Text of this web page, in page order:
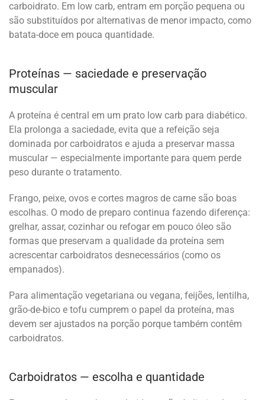
carboidrato. Em low carb, entram em porção pequena ou
são substituídos por alternativas de menor impacto, como
batata-doce em pouca quantidade.
Proteínas — saciedade e preservação
muscular
A proteína é central em um prato low carb para diabético.
Ela prolonga a saciedade, evita que a refeição seja
dominada por carboidratos e ajuda a preservar massa
muscular — especialmente importante para quem perde
peso durante o tratamento.
Frango, peixe, ovos e cortes magros de carne são boas
escolhas. O modo de preparo continua fazendo diferença:
grelhar, assar, cozinhar ou refogar em pouco óleo são
formas que preservam a qualidade da proteína sem
acrescentar carboidratos desnecessários (como os
empanados).
Para alimentação vegetariana ou vegana, feijões, lentilha,
grão-de-bico e tofu cumprem o papel da proteína, mas
devem ser ajustados na porção porque também contêm
carboidratos.
Carboidratos — escolha e quantidade